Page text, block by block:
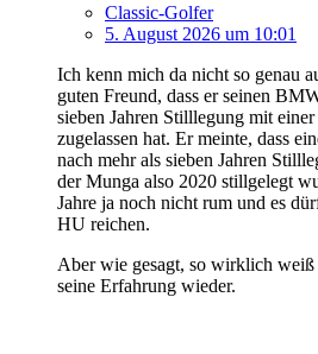
Classic-Golfer
5. August 2026 um 10:01
Ich kenn mich da nicht so genau
guten Freund, dass er seinen
sieben Jahren Stilllegung mit
zugelassen hat. Er meinte, dass
nach mehr als sieben Jahren
der Munga also 2020 stillgelegt
Jahre ja noch nicht rum und es
HU reichen.
Aber wie gesagt, so wirklich
seine Erfahrung wieder.